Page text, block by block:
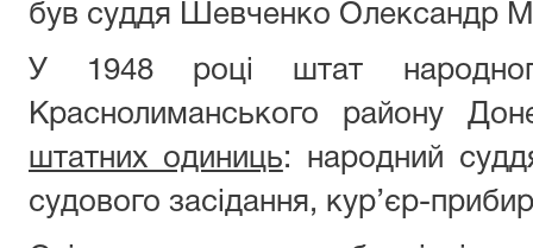
був суддя Шевченко Олександр
У 1948 році штат
Краснолиманського району
штатних одиниць: народний
судового засідання, кур’єр-